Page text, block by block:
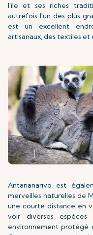
l'île et ses riches
autrefois l'un des plus
est un excellent
artisanaux, des textiles
Antananarivo est
merveilles naturelles de
une courte distance en
voir diverses
environnement protégé